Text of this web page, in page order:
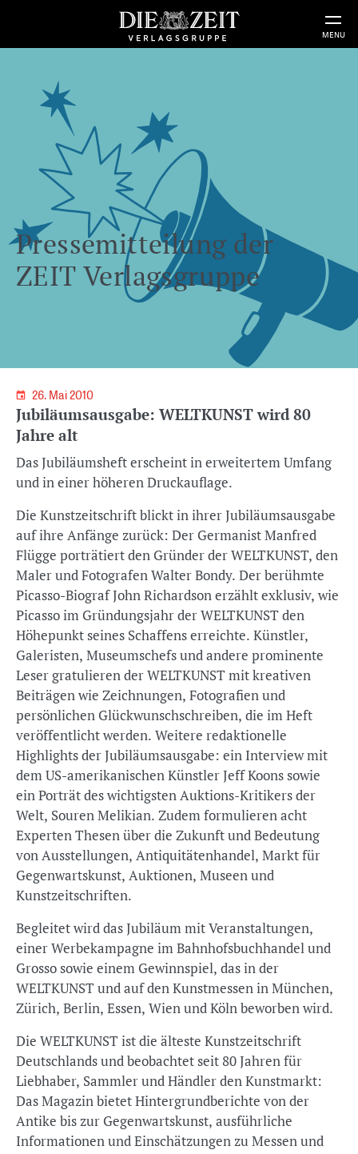
MENU
Pressemitteilung der
ZEIT Verlagsgruppe
26. Mai 2010
Jubiläumsausgabe: WELTKUNST wird 80
Jahre alt
Das Jubiläumsheft erscheint in erweitertem Umfang
und in einer höheren Druckauflage.
Die Kunstzeitschrift blickt in ihrer Jubiläumsausgabe
auf ihre Anfänge zurück: Der Germanist Manfred
Flügge porträtiert den Gründer der WELTKUNST, den
Maler und Fotografen Walter Bondy. Der berühmte
Picasso-Biograf John Richardson erzählt exklusiv, wie
Picasso im Gründungsjahr der WELTKUNST den
Höhepunkt seines Schaffens erreichte. Künstler,
Galeristen, Museumschefs und andere prominente
Leser gratulieren der WELTKUNST mit kreativen
Beiträgen wie Zeichnungen, Fotografien und
persönlichen Glückwunschschreiben, die im Heft
veröffentlicht werden. Weitere redaktionelle
Highlights der Jubiläumsausgabe: ein Interview mit
dem US-amerikanischen Künstler Jeff Koons sowie
ein Porträt des wichtigsten Auktions-Kritikers der
Welt, Souren Melikian. Zudem formulieren acht
Experten Thesen über die Zukunft und Bedeutung
von Ausstellungen, Antiquitätenhandel, Markt für
Gegenwartskunst, Auktionen, Museen und
Kunstzeitschriften.
Begleitet wird das Jubiläum mit Veranstaltungen,
einer Werbekampagne im Bahnhofsbuchhandel und
Grosso sowie einem Gewinnspiel, das in der
WELTKUNST und auf den Kunstmessen in München,
Zürich, Berlin, Essen, Wien und Köln beworben wird.
Die WELTKUNST ist die älteste Kunstzeitschrift
Deutschlands und beobachtet seit 80 Jahren für
Liebhaber, Sammler und Händler den Kunstmarkt:
Das Magazin bietet Hintergrundberichte von der
Antike bis zur Gegenwartskunst, ausführliche
Informationen und Einschätzungen zu Messen und